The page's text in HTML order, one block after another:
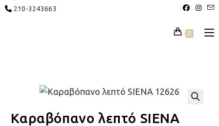
210-3243663
0
Καραβόπανο λεπτό SIENA